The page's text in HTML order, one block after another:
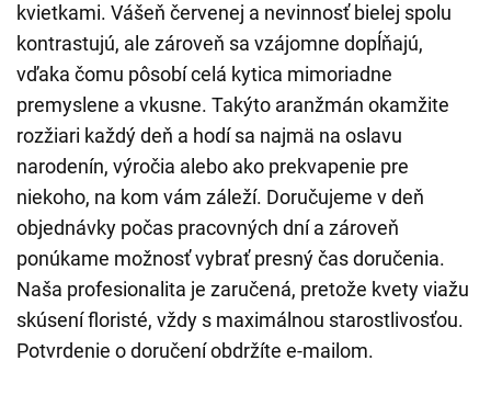
kvietkami. Vášeň červenej a nevinnosť bielej spolu
kontrastujú, ale zároveň sa vzájomne dopĺňajú,
vďaka čomu pôsobí celá kytica mimoriadne
premyslene a vkusne. Takýto aranžmán okamžite
rozžiari každý deň a hodí sa najmä na oslavu
narodenín, výročia alebo ako prekvapenie pre
niekoho, na kom vám záleží. Doručujeme v deň
objednávky počas pracovných dní a zároveň
ponúkame možnosť vybrať presný čas doručenia.
Naša profesionalita je zaručená, pretože kvety viažu
skúsení floristé, vždy s maximálnou starostlivosťou.
Potvrdenie o doručení obdržíte e-mailom.